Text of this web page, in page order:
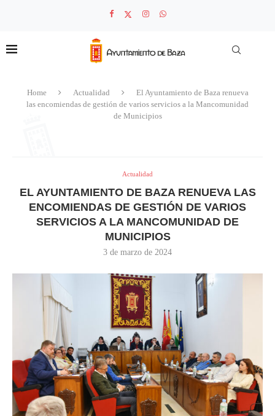
Home Actualidad
El Ayuntamiento de Baza renueva
las encomiendas de gestión de varios servicios a la Mancomunidad
de Municipios
Actualidad
EL AYUNTAMIENTO DE BAZA RENUEVA LAS
ENCOMIENDAS DE GESTIÓN DE VARIOS
SERVICIOS A LA MANCOMUNIDAD DE
MUNICIPIOS
3 de marzo de 2024